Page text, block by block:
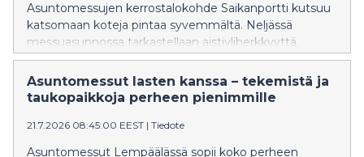
Asuntomessujen kerrostalokohde Saikanportti kutsuu
katsomaan koteja pintaa syvemmältä. Neljässä
messuasunnossa tarkastellaan aistiyliherkkyyttä,
elämän yllättäviä muutoksia, muistiystävällistä
asumista ja tukiperhetoimintaa sisustuksen keinoin.
Asuntomessut lasten kanssa – tekemistä ja
taukopaikkoja perheen pienimmille
21.7.2026 08:45:00 EEST | Tiedote
Asuntomessut Lempäälässä sopii koko perheen